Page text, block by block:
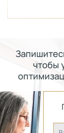
чтобы